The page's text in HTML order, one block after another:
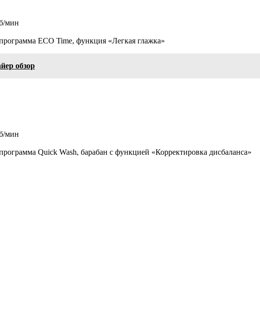
мин
ECO Time, функция «Легкая глажка»
обзор
мин
Quick Wash, барабан с функцией «Корректировка дисбаланса»